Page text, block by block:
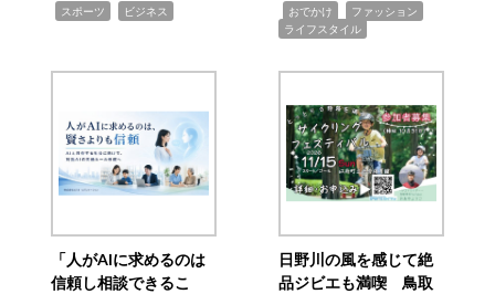
スポーツ ビジネス おでかけ ファッション
ライフスタイル
「人がAIに求めるのは
信頼し相談できるこ
日野川の風を感じて絶
品ジビエも満喫 鳥取